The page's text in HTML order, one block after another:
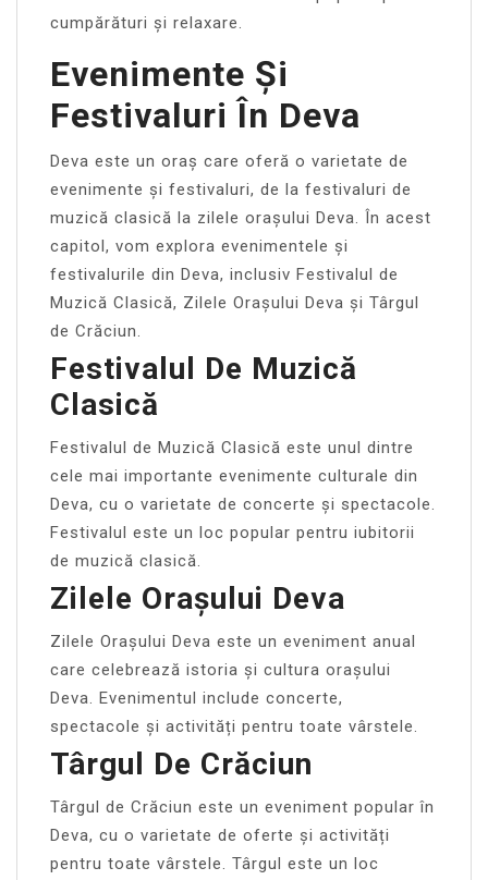
cumpărături și relaxare.
Evenimente Și
Festivaluri În Deva
Deva este un oraș care oferă o varietate de
evenimente și festivaluri, de la festivaluri de
muzică clasică la zilele orașului Deva. În acest
capitol, vom explora evenimentele și
festivalurile din Deva, inclusiv Festivalul de
Muzică Clasică, Zilele Orașului Deva și Târgul
de Crăciun.
Festivalul De Muzică
Clasică
Festivalul de Muzică Clasică este unul dintre
cele mai importante evenimente culturale din
Deva, cu o varietate de concerte și spectacole.
Festivalul este un loc popular pentru iubitorii
de muzică clasică.
Zilele Orașului Deva
Zilele Orașului Deva este un eveniment anual
care celebrează istoria și cultura orașului
Deva. Evenimentul include concerte,
spectacole și activități pentru toate vârstele.
Târgul De Crăciun
Târgul de Crăciun este un eveniment popular în
Deva, cu o varietate de oferte și activități
pentru toate vârstele. Târgul este un loc